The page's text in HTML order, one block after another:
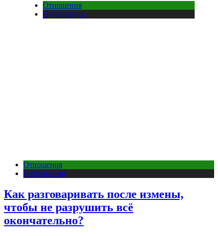
Отношения
Публикации
Отношения
Публикации
Как разговаривать после измены,
чтобы не разрушить всё
окончательно?